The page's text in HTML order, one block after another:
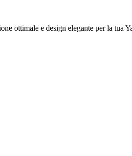
ottimale e design elegante per la tua